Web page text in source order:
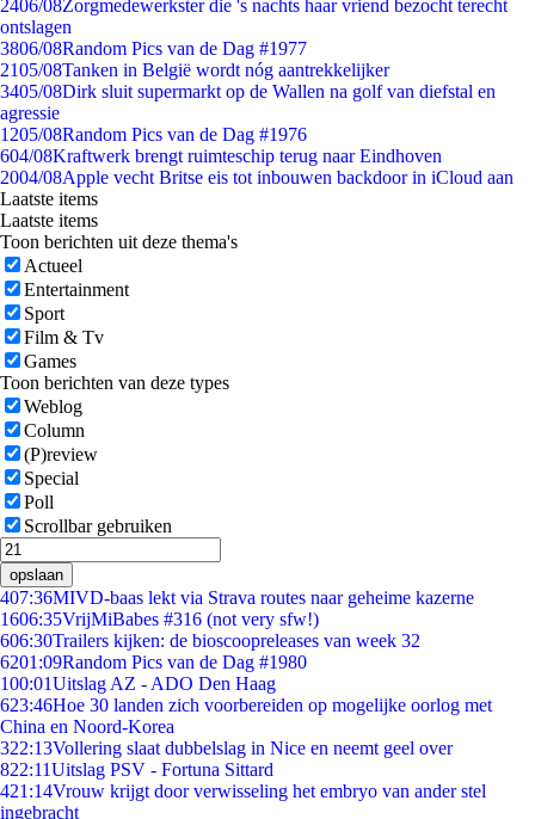
2406/08Zorgmedewerkster die 's nachts haar vriend bezocht terecht
ontslagen
3806/08Random Pics van de Dag #1977
2105/08Tanken in België wordt nóg aantrekkelijker
3405/08Dirk sluit supermarkt op de Wallen na golf van diefstal en
agressie
1205/08Random Pics van de Dag #1976
604/08Kraftwerk brengt ruimteschip terug naar Eindhoven
2004/08Apple vecht Britse eis tot inbouwen backdoor in iCloud aan
Laatste items
Laatste items
Toon berichten uit deze thema's
Actueel
Entertainment
Sport
Film & Tv
Games
Toon berichten van deze types
Weblog
Column
(P)review
Special
Poll
Scrollbar gebruiken
opslaan
407:36MIVD-baas lekt via Strava routes naar geheime kazerne
1606:35VrijMiBabes #316 (not very sfw!)
606:30Trailers kijken: de bioscoopreleases van week 32
6201:09Random Pics van de Dag #1980
100:01Uitslag AZ - ADO Den Haag
623:46Hoe 30 landen zich voorbereiden op mogelijke oorlog met
China en Noord-Korea
322:13Vollering slaat dubbelslag in Nice en neemt geel over
822:11Uitslag PSV - Fortuna Sittard
421:14Vrouw krijgt door verwisseling het embryo van ander stel
ingebracht